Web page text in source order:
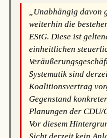
„Unabhängig
weiterhin die
EStG. Diese ist
einheitlichen
Systematik sind
Koalitionsvertrag
Gegenstand
Planungen der CDU/
Vor diesem
Sicht derzeit kein